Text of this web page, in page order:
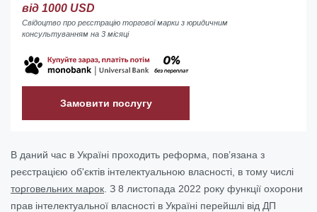
від 1000 USD
Свідоцтво про реєстрацію торгової марки з юридичним
консультуванням на 3 місяці
Замовити послугу
В даний час в Україні проходить реформа, пов’язана з
реєстрацією об'єктів інтелектуальною власності, в тому числі
торговельних марок . З 8 листопада 2022 року функції охорони
прав інтелектуальної власності в Україні перейшлі від ДП